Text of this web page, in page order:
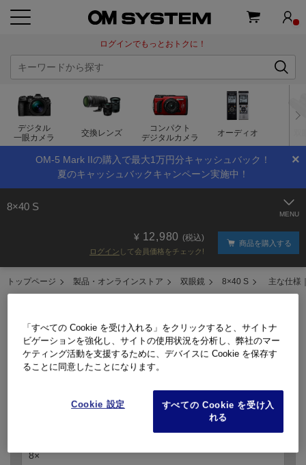
ログインでもっとおトクに！
デジタル
一眼カメラ
交換レンズ
コンパクト
デジタルカメラ
オーディオ
×
OM-5 Mark IIの購入で最大1万円分キャッシュバック！
夏のキャッシュバックキャンペーン実施中！
8×40 S
12,980 (税込)
ログイン して会員価格をチェック!
商品を購入する
トップページ 製品・オンラインストア 双眼鏡 8×40 S 主な仕様
主な仕様
プリズムタイプ
ポロプリズム式
8×
「すべての Cookie を受け入れる」をクリックすると、サイトナ
ビゲーションを強化し、サイトの使用状況を分析し、弊社のマー
ケティング活動を支援するために、デバイスに Cookie を保存す
ることに同意したことになります。
Cookie 設定
すべての Cookie を受け入
れる